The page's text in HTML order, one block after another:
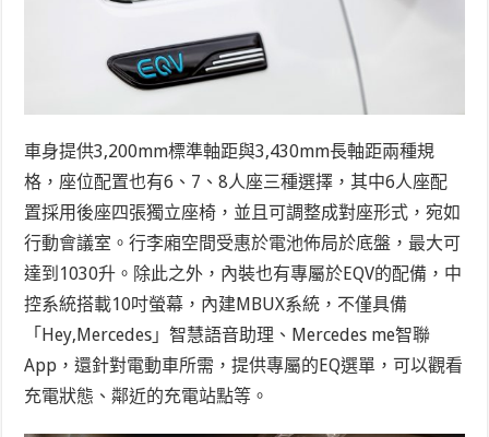
車身提供3,200mm標準軸距與3,430mm長軸距兩種規
格，座位配置也有6、7、8人座三種選擇，其中6人座配
置採用後座四張獨立座椅，並且可調整成對座形式，宛如
行動會議室。行李廂空間受惠於電池佈局於底盤，最大可
達到1030升。除此之外，內裝也有專屬於EQV的配備，中
控系統搭載10吋螢幕，內建MBUX系統，不僅具備
「Hey,Mercedes」智慧語音助理、Mercedes me智聯
App，還針對電動車所需，提供專屬的EQ選單，可以觀看
充電狀態、鄰近的充電站點等。